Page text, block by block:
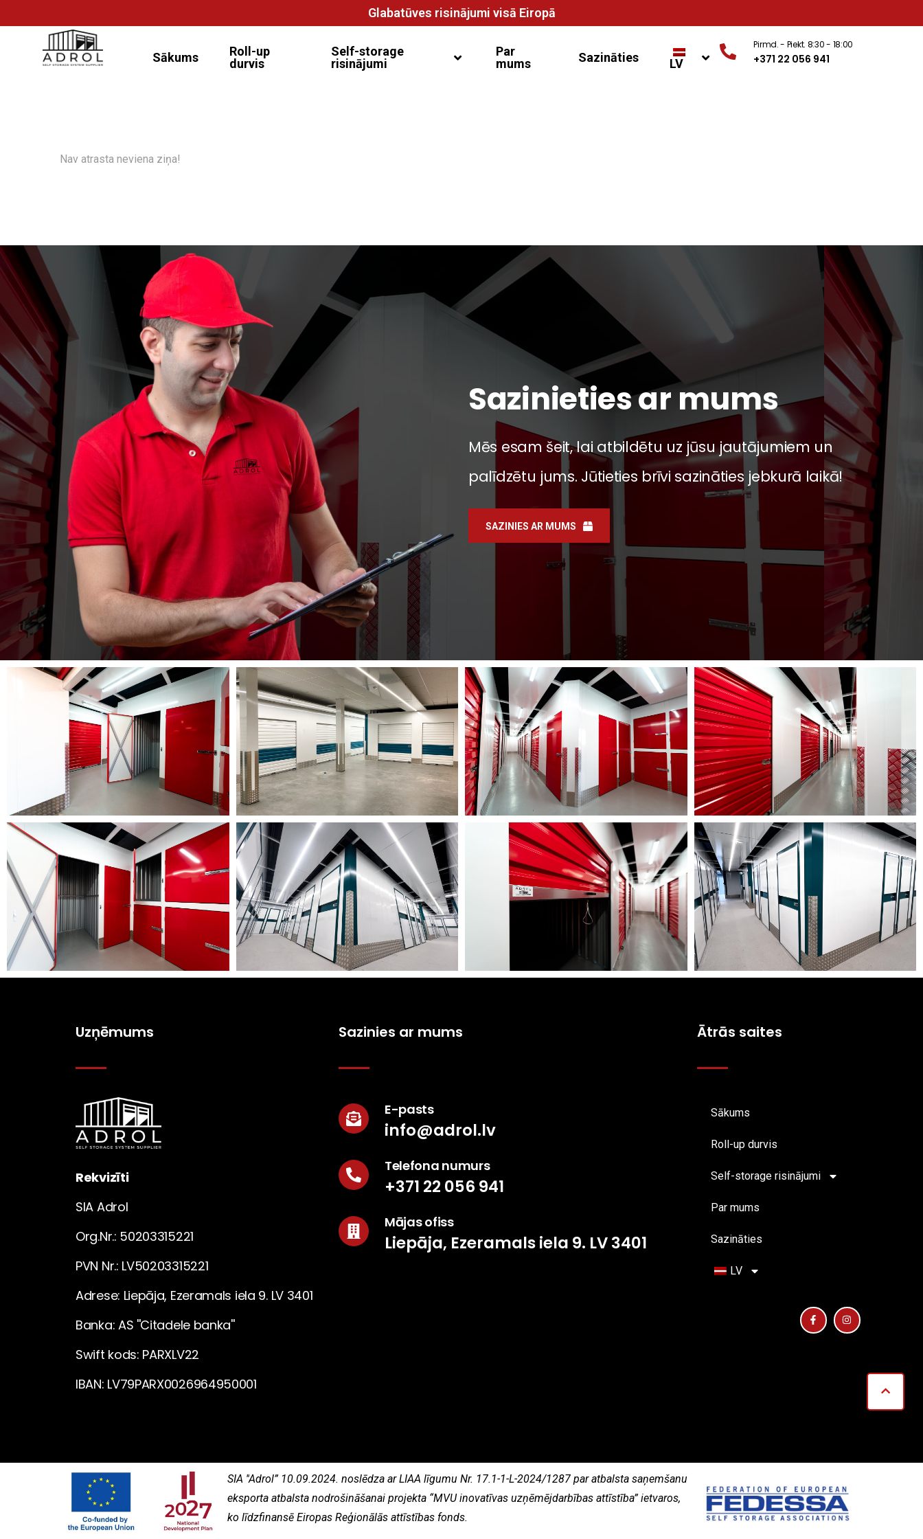
Glabatūves risinājumi visā Eiropā
Sākums
Roll-up
durvis
Self-storage
risinājumi
Par
mums
Sazināties LV
Pirmd. - Piekt. 8:30 - 18:00
+371 22 056 941
Nav atrasta neviena ziņa!
Sazinieties ar mums
Mēs esam šeit, lai atbildētu uz jūsu jautājumiem un
palīdzētu jums. Jūtieties brīvi sazināties jebkurā laikā!
SAZINIES AR MUMS
Uzņēmums
Rekvizīti
SIA Adrol
Org.Nr.: 50203315221
PVN Nr.: LV50203315221
Adrese: Liepāja, Ezeramals iela 9. LV 3401
Banka: AS ''Citadele banka''
Swift kods: PARXLV22
IBAN: LV79PARX0026964950001
Sazinies ar mums
E-pasts
info@adrol.lv
Telefona numurs
+371 22 056 941
Mājas ofiss
Liepāja, Ezeramals iela 9. LV 3401
Ātrās saites
Sākums
Roll-up durvis
Self-storage risinājumi
Par mums
Sazināties
LV
SIA ''Adrol” 10.09.2024. noslēdza ar LIAA līgumu Nr. 17.1-1-L-2024/1287 par atbalsta saņemšanu
eksporta atbalsta nodrošināšanai projekta “MVU inovatīvas uzņēmējdarbības attīstība” ietvaros,
ko līdzfinansē Eiropas Reģionālās attīstības fonds.